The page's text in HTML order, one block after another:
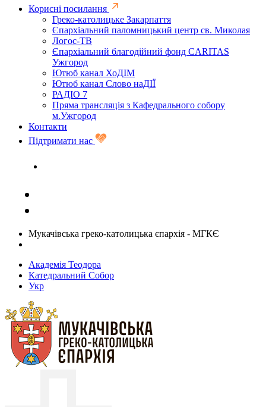
Корисні посилання
Греко-католицьке Закарпаття
Єпархіальний паломницький центр св. Миколая
Логос-ТВ
Єпархіальний благодійний фонд CARITAS
Ужгород
Ютюб канал ХоДІМ
Ютюб канал Слово наДІЇ
РАДІО 7
Пряма трансляція з Кафедрального собору
м.Ужгород
Контакти
Підтримати нас
Мукачівська греко-католицька єпархія - МГКЄ
Академія Теодора
Катедральний Собор
Укр